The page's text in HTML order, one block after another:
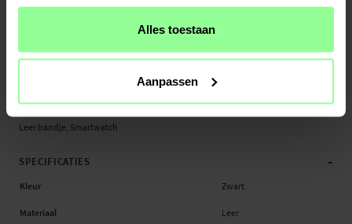
Alles toestaan
Aanpassen
zelf)
Leer bandje, Smartwatch
SPECIFICATIES -
Kleur Zwart
Materiaal Leer